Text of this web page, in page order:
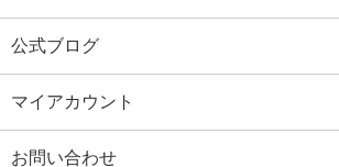
公式ブログ
マイアカウント
お問い合わせ